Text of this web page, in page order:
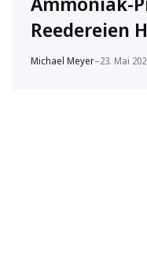
Reedereien
Michael Meyer–23. Mai